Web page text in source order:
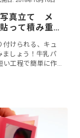
写真立て メ
って積み重
付けられる、キュ
ましょう！牛乳パ
い工程で簡単に作